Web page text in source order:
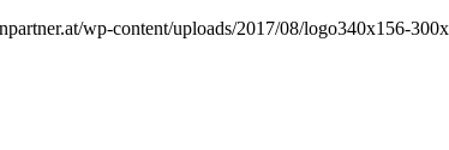
wp-content/uploads/2017/08/logo340x156-